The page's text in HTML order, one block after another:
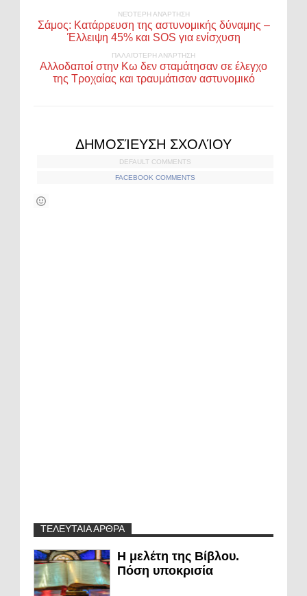
ΝΕΌΤΕΡΗ ΑΝΆΡΤΗΣΗ
Σάμος: Κατάρρευση της αστυνομικής δύναμης –
Έλλειψη 45% και SOS για ενίσχυση
ΠΑΛΑΙΌΤΕΡΗ ΑΝΆΡΤΗΣΗ
Aλλοδαποί στην Κω δεν σταμάτησαν σε έλεγχο
της Τροχαίας και τραυμάτισαν αστυνομικό
ΔΗΜΟΣΊΕΥΣΗ ΣΧΟΛΊΟΥ
DEFAULT COMMENTS
FACEBOOK COMMENTS
ΤΕΛΕΥΤΑΙΑ ΑΡΘΡΑ
Η μελέτη της Βίβλου.
Πόση υποκρισία